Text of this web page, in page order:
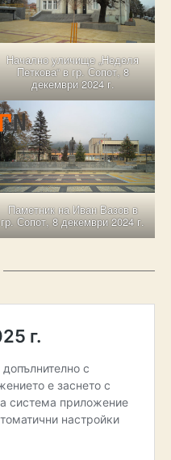
Начално уличище „Неделя
Петкова“ в гр. Сопот, 8
декември 2024 г.
Паметник на Иван Вазов в
гр. Сопот, 8 декември 2024 г.